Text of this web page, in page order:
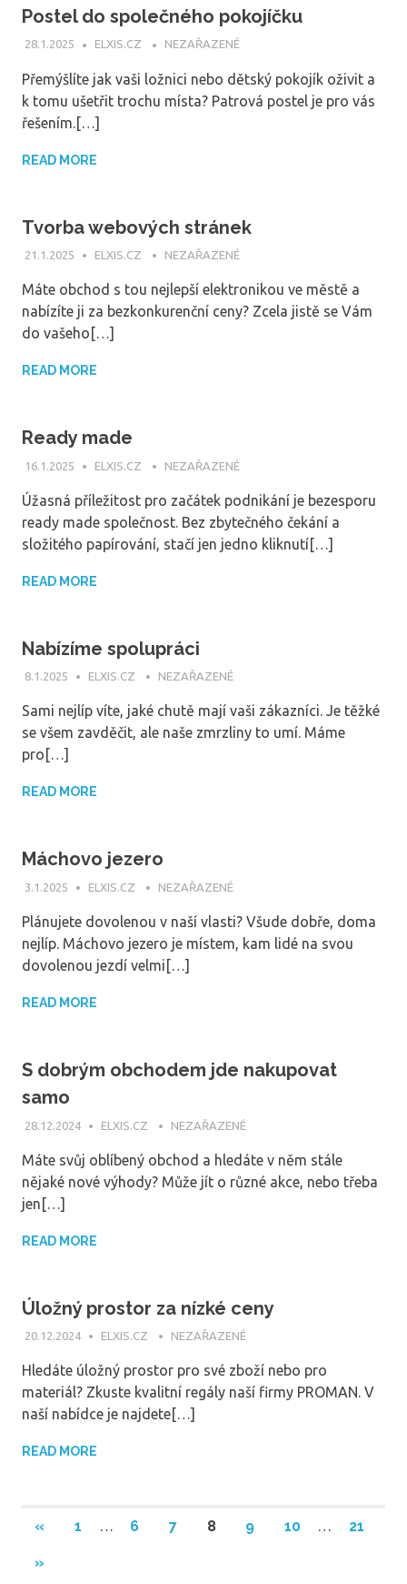
Postel do společného pokojíčku
28.1.2025 ELXIS.CZ NEZAŘAZENÉ
Přemýšlíte jak vaši ložnici nebo dětský pokojík oživit a
k tomu ušetřit trochu místa? Patrová postel je pro vás
řešením.[…]
READ MORE
Tvorba webových stránek
21.1.2025 ELXIS.CZ NEZAŘAZENÉ
Máte obchod s tou nejlepší elektronikou ve městě a
nabízíte ji za bezkonkurenční ceny? Zcela jistě se Vám
do vašeho[…]
READ MORE
Ready made
16.1.2025 ELXIS.CZ NEZAŘAZENÉ
Úžasná příležitost pro začátek podnikání je bezesporu
ready made společnost. Bez zbytečného čekání a
složitého papírování, stačí jen jedno kliknutí[…]
READ MORE
Nabízíme spolupráci
8.1.2025 ELXIS.CZ NEZAŘAZENÉ
Sami nejlíp víte, jaké chutě mají vaši zákazníci. Je těžké
se všem zavděčit, ale naše zmrzliny to umí. Máme
pro[…]
READ MORE
Máchovo jezero
3.1.2025 ELXIS.CZ NEZAŘAZENÉ
Plánujete dovolenou v naší vlasti? Všude dobře, doma
nejlíp. Máchovo jezero je místem, kam lidé na svou
dovolenou jezdí velmi[…]
READ MORE
S dobrým obchodem jde nakupovat
samo
28.12.2024 ELXIS.CZ NEZAŘAZENÉ
Máte svůj oblíbený obchod a hledáte v něm stále
nějaké nové výhody? Může jít o různé akce, nebo třeba
jen[…]
READ MORE
Úložný prostor za nízké ceny
20.12.2024 ELXIS.CZ NEZAŘAZENÉ
Hledáte úložný prostor pro své zboží nebo pro
materiál? Zkuste kvalitní regály naší firmy PROMAN. V
naší nabídce je najdete[…]
READ MORE
Stránkování
příspěvků
« PREVIOUS
1 … 6 7 8 9 10 … 21
NEXT
»